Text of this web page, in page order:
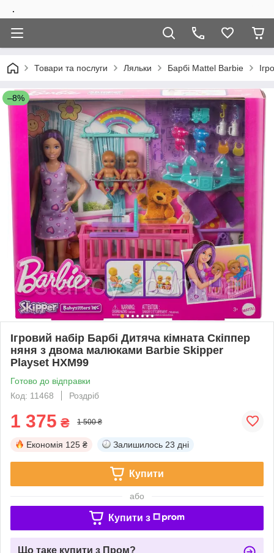
.
Товари та послуги Ляльки Барбi Mattel Barbie
–8%
Ігровий набір Барбі Дитяча кімната Скіппер
няня з двома малюками Barbie Skipper
Playset HXM99
Готово до відправки
Код: 11468
Роздріб
1 375 ₴ 1 500 ₴
Економія 125 ₴ Залишилось 23 дні
Купити
або
Купити з
Що таке купити з Пром?